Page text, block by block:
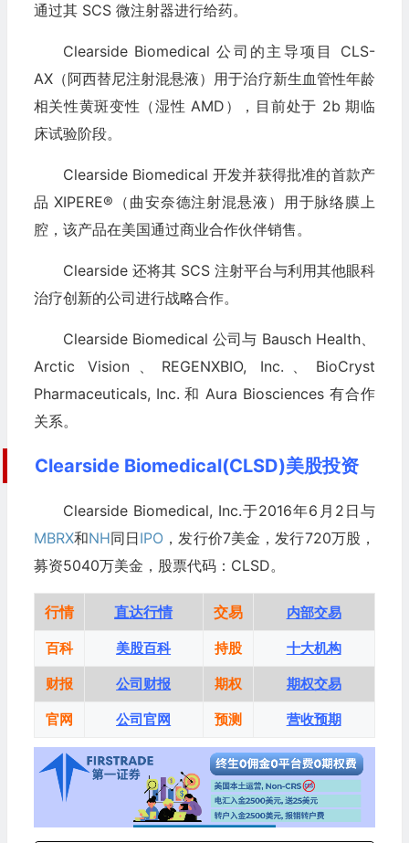
通过其 SCS 微注射器进行给药。
Clearside Biomedical 公司的主导项目 CLS-
AX（阿西替尼注射混悬液）用于治疗新生血管性年龄
相关性黄斑变性（湿性 AMD），目前处于 2b 期临
床试验阶段。
Clearside Biomedical 开发并获得批准的首款产
品 XIPERE®（曲安奈德注射混悬液）用于脉络膜上
腔，该产品在美国通过商业合作伙伴销售。
Clearside 还将其 SCS 注射平台与利用其他眼科
治疗创新的公司进行战略合作。
Clearside Biomedical 公司与 Bausch Health、
Arctic Vision、REGENXBIO, Inc.、BioCryst
Pharmaceuticals, Inc. 和 Aura Biosciences 有合作
关系。
Clearside Biomedical(CLSD)美股投资
Clearside Biomedical, Inc.于2016年6月2日与
MBRX和NH同日IPO ，发行价7美金，发行720万股，
募资5040万美金，股票代码：CLSD。
行情 直达行情 交易 内部交易
百科 美股百科 持股 十大机构
财报 公司财报 期权 期权交易
官网 公司官网 预测 营收预期